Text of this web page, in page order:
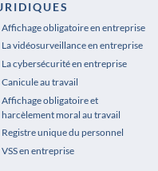
obligatoires Pharmacie
Affichage obligatoire en entreprise
La vidéosurveillance en entreprise
La cybersécurité en entreprise
Canicule au travail
Affichage obligatoire et
harcèlement moral au travail
Registre unique du personnel
VSS en entreprise